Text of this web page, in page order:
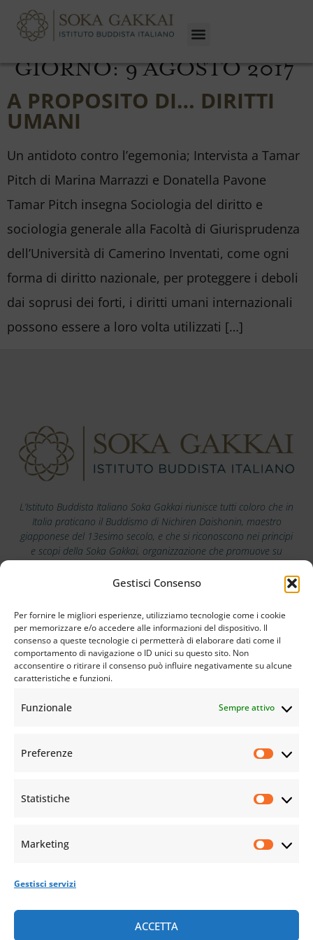
Gestisci Consenso
Per fornire le migliori esperienze, utilizziamo tecnologie come i cookie
per memorizzare e/o accedere alle informazioni del dispositivo. Il
consenso a queste tecnologie ci permetterà di elaborare dati come il
comportamento di navigazione o ID unici su questo sito. Non
acconsentire o ritirare il consenso può influire negativamente su alcune
caratteristiche e funzioni.
Funzionale Sempre attivo
Preferenze
Statistiche
Marketing
Gestisci servizi
ACCETTA
GIORNO: 9 AGOSTO 2017
A PROPOSITO DI… DIRITTI
UMANI
Un antidoto contro l’egemonia; Intervista a Tamar
Pitch di Marina Marrazzi e Donatella Pavone
Tamar Pitch insegna Sociologia del diritto e
sociologia generale alla Facoltà di Giurisprudenza
dell’Università di Camerino Inventati, come ogni
forma di diritto nazionale, per proteggere i deboli
dai soprusi dei forti, i diritti umani internazionali
possono essere a loro volta utilizzati […]
L’Istituto Buddista Italiano Soka Gakkai riunisce tutti coloro che in
Italia praticano il Buddismo di Nichiren Daishonin, maestro
giapponese del 13esimo secolo, e che si riconoscono nei principi
e scopi della Soka Gakkai, organizzazione che promuove su